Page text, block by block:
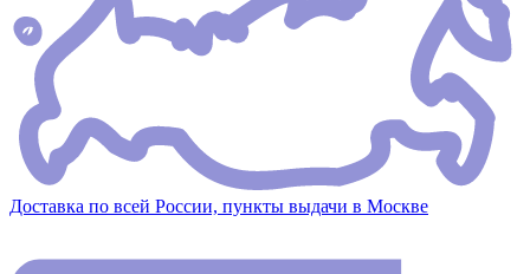
Доставка по всей России, пункты выдачи в Москве